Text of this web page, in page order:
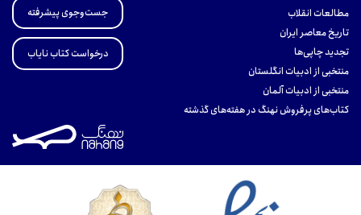
مطالعات انقلاب
تاریخ معاصر ایران
تجدید چاپی‌ها
منتخبی از ادبیات انگلستان
منتخبی از ادبیات آلمان
کتاب‌های پرفروش نهنگ در هفته‌های گذشته
جست‌وجوی پیشرفته
درخواست کتاب نایاب